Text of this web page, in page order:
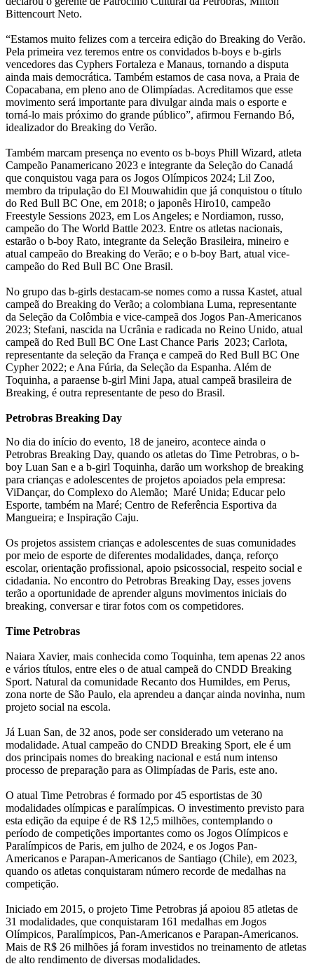
Bittencourt Neto.
“Estamos muito felizes com a terceira edição do Breaking do Verão.
Pela primeira vez teremos entre os convidados b-boys e b-girls
vencedores das Cyphers Fortaleza e Manaus, tornando a disputa
ainda mais democrática. Também estamos de casa nova, a Praia de
Copacabana, em pleno ano de Olimpíadas. Acreditamos que esse
movimento será importante para divulgar ainda mais o esporte e
torná-lo mais próximo do grande público”, afirmou Fernando Bó,
idealizador do Breaking do Verão.
Também marcam presença no evento os b-boys Phill Wizard, atleta
Campeão Panamericano 2023 e integrante da Seleção do Canadá
que conquistou vaga para os Jogos Olímpicos 2024; Lil Zoo,
membro da tripulação do El Mouwahidin que já conquistou o título
do Red Bull BC One, em 2018; o japonês Hiro10, campeão
Freestyle Sessions 2023, em Los Angeles; e Nordiamon, russo,
campeão do The World Battle 2023. Entre os atletas nacionais,
estarão o b-boy Rato, integrante da Seleção Brasileira, mineiro e
atual campeão do Breaking do Verão; e o b-boy Bart, atual vice-
campeão do Red Bull BC One Brasil.
No grupo das b-girls destacam-se nomes como a russa Kastet, atual
campeã do Breaking do Verão; a colombiana Luma, representante
da Seleção da Colômbia e vice-campeã dos Jogos Pan-Americanos
2023; Stefani, nascida na Ucrânia e radicada no Reino Unido, atual
campeã do Red Bull BC One Last Chance Paris 2023; Carlota,
representante da seleção da França e campeã do Red Bull BC One
Cypher 2022; e Ana Fúria, da Seleção da Espanha. Além de
Toquinha, a paraense b-girl Mini Japa, atual campeã brasileira de
Breaking, é outra representante de peso do Brasil.
Petrobras Breaking Day
No dia do início do evento, 18 de janeiro, acontece ainda o
Petrobras Breaking Day, quando os atletas do Time Petrobras, o b-
boy Luan San e a b-girl Toquinha, darão um workshop de breaking
para crianças e adolescentes de projetos apoiados pela empresa:
ViDançar, do Complexo do Alemão; Maré Unida; Educar pelo
Esporte, também na Maré; Centro de Referência Esportiva da
Mangueira; e Inspiração Caju.
Os projetos assistem crianças e adolescentes de suas comunidades
por meio de esporte de diferentes modalidades, dança, reforço
escolar, orientação profissional, apoio psicossocial, respeito social e
cidadania. No encontro do Petrobras Breaking Day, esses jovens
terão a oportunidade de aprender alguns movimentos iniciais do
breaking, conversar e tirar fotos com os competidores.
Time Petrobras
Naiara Xavier, mais conhecida como Toquinha, tem apenas 22 anos
e vários títulos, entre eles o de atual campeã do CNDD Breaking
Sport. Natural da comunidade Recanto dos Humildes, em Perus,
zona norte de São Paulo, ela aprendeu a dançar ainda novinha, num
projeto social na escola.
Já Luan San, de 32 anos, pode ser considerado um veterano na
modalidade. Atual campeão do CNDD Breaking Sport, ele é um
dos principais nomes do breaking nacional e está num intenso
processo de preparação para as Olimpíadas de Paris, este ano.
O atual Time Petrobras é formado por 45 esportistas de 30
modalidades olímpicas e paralímpicas. O investimento previsto para
esta edição da equipe é de R$ 12,5 milhões, contemplando o
período de competições importantes como os Jogos Olímpicos e
Paralímpicos de Paris, em julho de 2024, e os Jogos Pan-
Americanos e Parapan-Americanos de Santiago (Chile), em 2023,
quando os atletas conquistaram número recorde de medalhas na
competição.
Iniciado em 2015, o projeto Time Petrobras já apoiou 85 atletas de
31 modalidades, que conquistaram 161 medalhas em Jogos
Olímpicos, Paralímpicos, Pan-Americanos e Parapan-Americanos.
Mais de R$ 26 milhões já foram investidos no treinamento de atletas
de alto rendimento de diversas modalidades.